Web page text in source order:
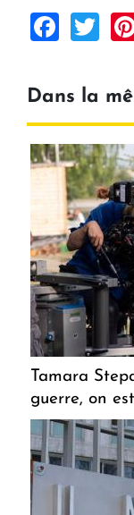
Dans la
Tamara
guerre, on